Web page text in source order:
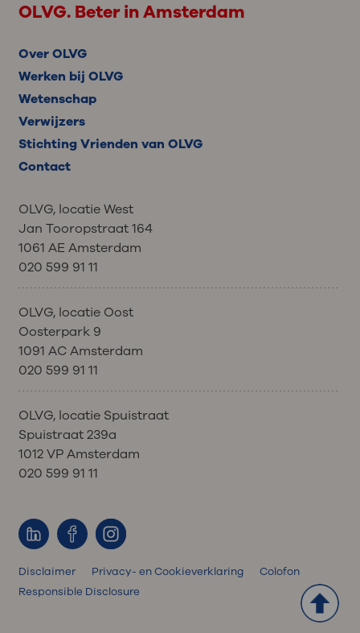
OLVG. Beter in Amsterdam
Over OLVG
Werken bij OLVG
Wetenschap
Verwijzers
Stichting Vrienden van OLVG
Contact
OLVG, locatie West
Jan Tooropstraat 164
1061 AE Amsterdam
020 599 91 11
OLVG, locatie Oost
Oosterpark 9
1091 AC Amsterdam
020 599 91 11
OLVG, locatie Spuistraat
Spuistraat 239a
1012 VP Amsterdam
020 599 91 11
Disclaimer Privacy- en Cookieverklaring
Colofon
Responsible Disclosure